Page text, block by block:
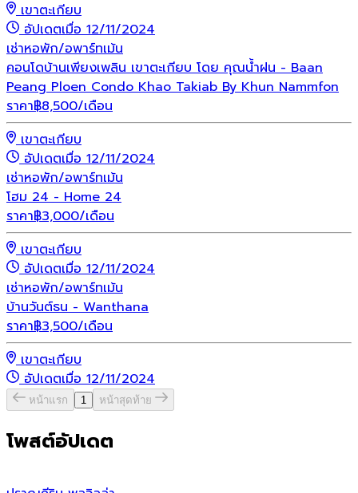
เขาตะเกียบ
อัปเดตเมื่อ 12/11/2024
เช่าหอพัก/อพาร์ทเม้น
คอนโดบ้านเพียงเพลิน เขาตะเกียบ โดย คุณน้ำฝน - Baan
Peang Ploen Condo Khao Takiab By Khun Nammfon
ราคา฿8,500/เดือน
เขาตะเกียบ
อัปเดตเมื่อ 12/11/2024
เช่าหอพัก/อพาร์ทเม้น
โฮม 24 - Home 24
ราคา฿3,000/เดือน
เขาตะเกียบ
อัปเดตเมื่อ 12/11/2024
เช่าหอพัก/อพาร์ทเม้น
บ้านวันต์ธน - Wanthana
ราคา฿3,500/เดือน
เขาตะเกียบ
อัปเดตเมื่อ 12/11/2024
หน้าแรก 1 หน้าสุดท้าย
โพสต์อัปเดต